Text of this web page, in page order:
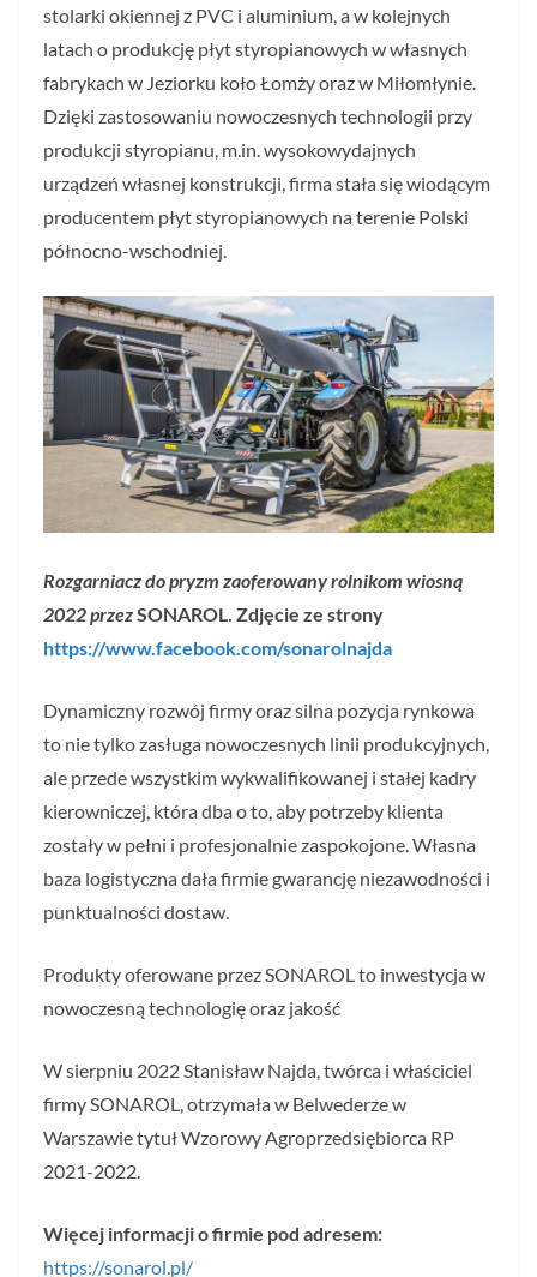
stolarki okiennej z PVC i aluminium, a w kolejnych
latach o produkcję płyt styropianowych w własnych
fabrykach w Jeziorku koło Łomży oraz w Miłomłynie.
Dzięki zastosowaniu nowoczesnych technologii przy
produkcji styropianu, m.in. wysokowydajnych
urządzeń własnej konstrukcji, firma stała się wiodącym
producentem płyt styropianowych na terenie Polski
północno-wschodniej.
Rozgarniacz do pryzm zaoferowany rolnikom wiosną
2022 przezSONAROL. Zdjęcie ze strony
https://www.facebook.com/sonarolnajda
Dynamiczny rozwój firmy oraz silna pozycja rynkowa
to nie tylko zasługa nowoczesnych linii produkcyjnych,
ale przede wszystkim wykwalifikowanej i stałej kadry
kierowniczej, która dba o to, aby potrzeby klienta
zostały w pełni i profesjonalnie zaspokojone. Własna
baza logistyczna dała firmie gwarancję niezawodności i
punktualności dostaw.
Produkty oferowane przez SONAROL to inwestycja w
nowoczesną technologię oraz jakość
W sierpniu 2022 Stanisław Najda, twórca i właściciel
firmy SONAROL, otrzymała w Belwederze w
Warszawie tytuł Wzorowy Agroprzedsiębiorca RP
2021-2022.
Więcej informacji o firmie pod adresem:
https://sonarol.pl/